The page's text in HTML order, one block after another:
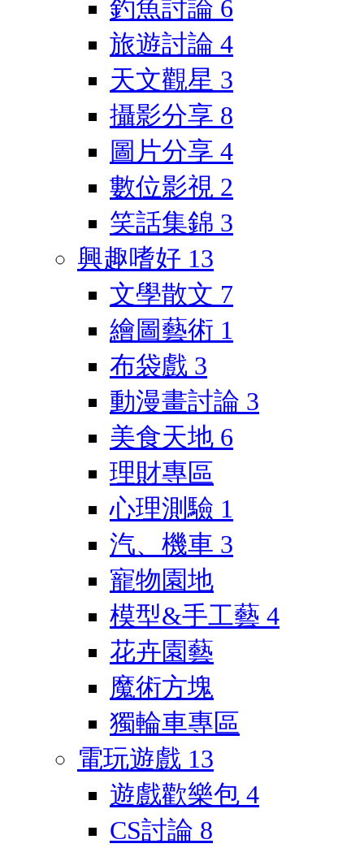
釣魚討論 6
旅遊討論 4
天文觀星 3
攝影分享 8
圖片分享 4
數位影視 2
笑話集錦 3
興趣嗜好 13
文學散文 7
繪圖藝術 1
布袋戲 3
動漫畫討論 3
美食天地 6
理財專區
心理測驗 1
汽、機車 3
寵物園地
模型&手工藝 4
花卉園藝
魔術方塊
獨輪車專區
電玩遊戲 13
遊戲歡樂包 4
CS討論 8